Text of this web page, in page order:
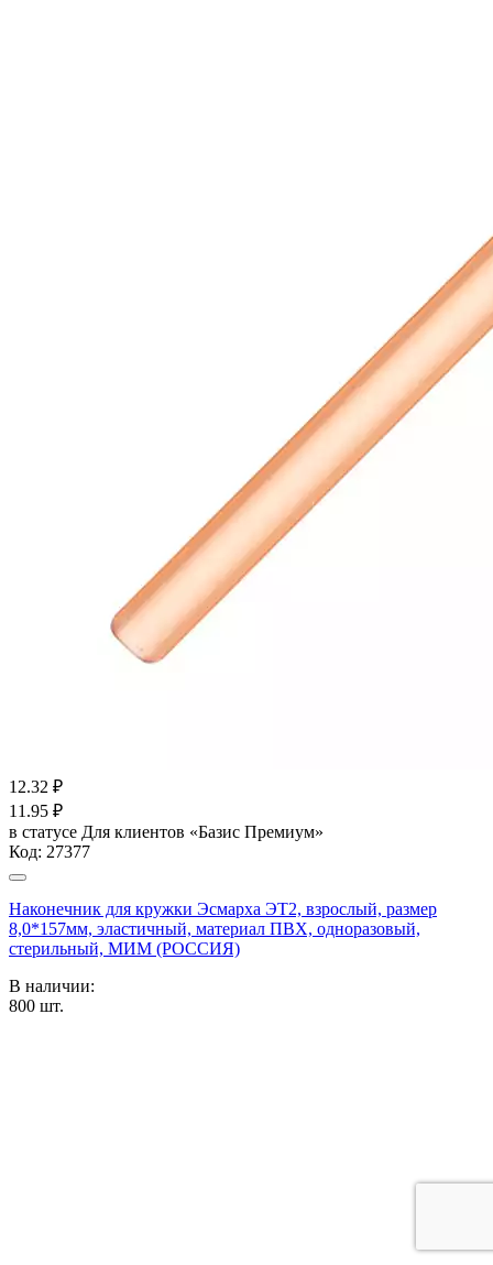
12.32 ₽
11.95 ₽
в статусе Для клиентов «Базис Премиум»
Код: 27377
Наконечник для кружки Эсмарха ЭТ2, взрослый, размер
8,0*157мм, эластичный, материал ПВХ, одноразовый,
стерильный, МИМ (РОССИЯ)
В наличии:
800 шт.